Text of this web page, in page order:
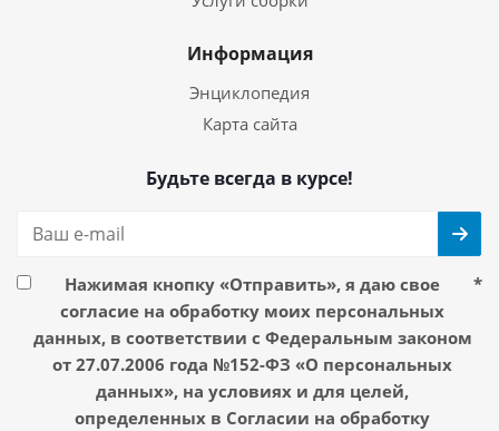
Информация
Энциклопедия
Карта сайта
Будьте всегда в курсе!
Нажимая кнопку «Отправить», я даю свое
согласие на обработку моих персональных
данных, в соответствии с Федеральным законом
от 27.07.2006 года №152-ФЗ «О персональных
данных», на условиях и для целей,
определенных в Согласии на обработку
*